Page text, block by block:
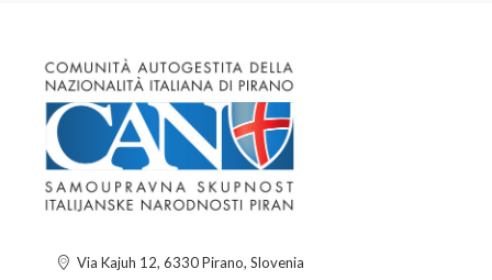
Via Kajuh 12, 6330 Pirano, Slovenia